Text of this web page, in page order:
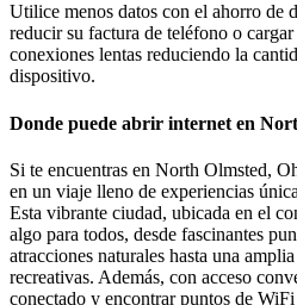
Utilice menos datos con el ahorro de
reducir su factura de teléfono o
conexiones lentas reduciendo la
dispositivo.
Donde puede abrir internet en
Si te encuentras en North Olmsted,
en un viaje lleno de experiencias
Esta vibrante ciudad, ubicada en el
algo para todos, desde fascinantes
atracciones naturales hasta una
recreativas. Además, con acceso
conectado y encontrar puntos de